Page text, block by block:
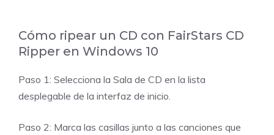
Cómo ripear un CD con FairStars CD
Ripper en Windows 10
Paso 1: Selecciona la Sala de CD en la lista
desplegable de la interfaz de inicio.
Paso 2: Marca las casillas junto a las canciones que